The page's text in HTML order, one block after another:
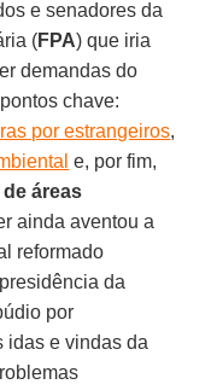
e senadores da
(FPA) que iria
demandas do
chave:
por estrangeiros,
e, por fim,
áreas
ainda aventou a
reformado
da
por
idas e vindas da